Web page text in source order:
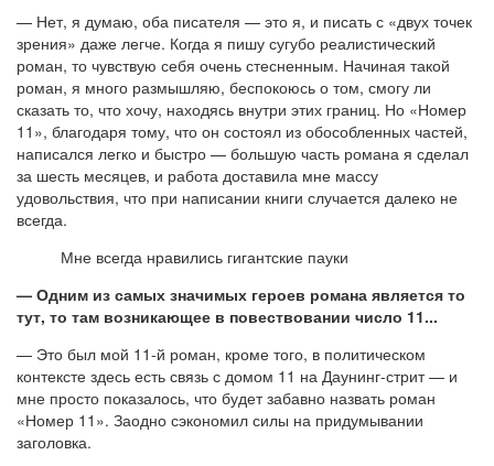
— Нет, я думаю, оба писателя — это я, и писать с «двух точек
зрения» даже легче. Когда я пишу сугубо реалистический
роман, то чувствую себя очень стесненным. Начиная такой
роман, я много размышляю, беспокоюсь о том, смогу ли
сказать то, что хочу, находясь внутри этих границ. Но «Номер
11», благодаря тому, что он состоял из обособленных частей,
написался легко и быстро — большую часть романа я сделал
за шесть месяцев, и работа доставила мне массу
удовольствия, что при написании книги случается далеко не
всегда.
Мне всегда нравились гигантские пауки
— Одним из самых значимых героев романа является то
тут, то там возникающее в повествовании число 11...
— Это был мой 11-й роман, кроме того, в политическом
контексте здесь есть связь с домом 11 на Даунинг-стрит — и
мне просто показалось, что будет забавно назвать роман
«Номер 11». Заодно сэкономил силы на придумывании
заголовка.